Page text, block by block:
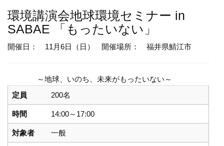
環境講演会地球環境セミナー in
SABAE 「もったいない」
開催日： 11月6日（日） 開催場所： 福井県鯖江市
～地球、いのち、未来がもったいない～
定員
200名
時間 14:00～17:00
対象者 一般